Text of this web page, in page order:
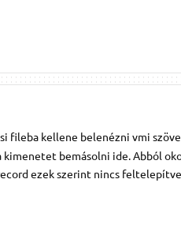
fileba kellene belenézni vmi
kimenetet bemásolni ide. Abból
ezek szerint nincs